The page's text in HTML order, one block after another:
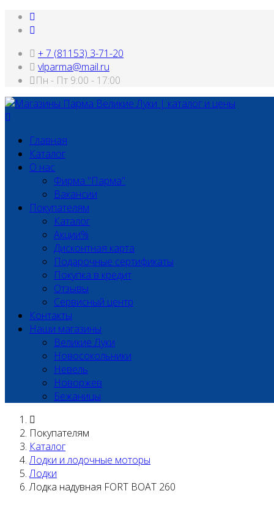
+ 7 (81153) 3-71-20
vlparma@mail.ru
Пн - Пт 9:00 - 17:00
Главная
Каталог
О нас
Фирма "Парма"
Вакансии
Покупателям
Каталог
Акции%
Дисконтная карта
Подарочные сертификаты
Покупка в кредит
Отзывы
Сервисный центр
Контакты
Наши магазины
Великие Луки
Новосокольники
Невель
Новоржев
Бежаницы
Покупателям
Каталог
Лодки и лодочные моторы
Лодки
Лодка надувная FORT BOAT 260